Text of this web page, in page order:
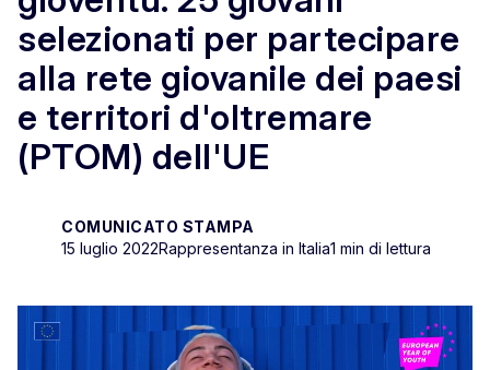
selezionati per partecipare
alla rete giovanile dei paesi
e territori d'oltremare
(PTOM) dell'UE
COMUNICATO STAMPA
15 luglio 2022Rappresentanza in Italia1 min di lettura